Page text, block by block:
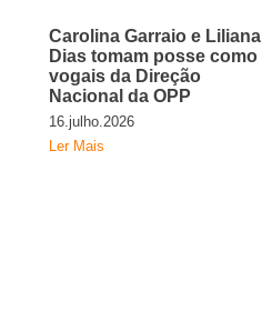
Carolina Garraio e Liliana
Dias tomam posse como
vogais da Direção
Nacional da OPP
16.julho.2026
Ler Mais